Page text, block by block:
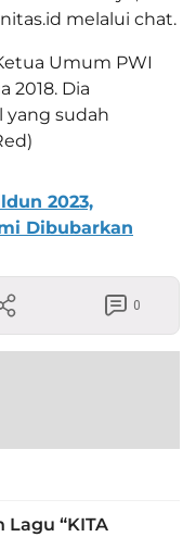
melalui chat.
Umum PWI
2018. Dia
yang sudah
2023,
Dibubarkan
0
“KITA